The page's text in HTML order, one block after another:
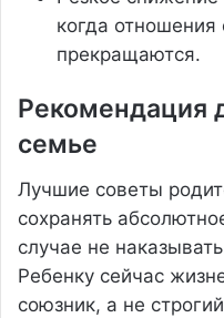
когда отношения
прекращаются.
Рекомендация
семье
Лучшие советы
сохранять
случае не
Ребенку сейчас
союзник, а не